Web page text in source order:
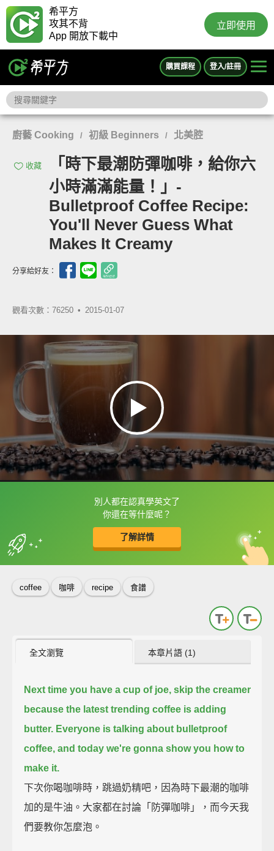
希平方
攻其不背
App 開放下載中
立即使用
購買課程 登入/註冊
廚藝 Cooking / 初級 Beginners / 北美腔
收藏
「時下最潮防彈咖啡，給你六
小時滿滿能量！」-
Bulletproof Coffee Recipe:
You'll Never Guess What
Makes It Creamy
分享給好友：
觀看次數：76250 • 2015-01-07
別人都在認真學英文了
你還在等什麼呢？
了解詳情
框選或點兩下字幕可以直接查字典喔！
收錄佳句 中
英
coffee 咖啡 recipe 食譜
全文瀏覽 本章片語 (1)
Next time you have a cup of joe, skip the creamer
because the latest trending coffee is adding
butter. Everyone is talking about bulletproof
coffee, and today we're gonna show you how to
make it.
下次你喝咖啡時，跳過奶精吧，因為時下最潮的咖啡
加的是牛油。大家都在討論「防彈咖啡」，而今天我
們要教你怎麼泡。